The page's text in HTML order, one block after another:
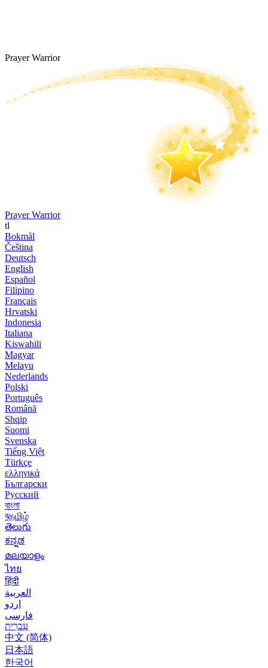
Prayer Warrior
Prayer Warrior
tl
Bokmål
Čeština
Deutsch
English
Español
Filipino
Français
Hrvatski
Indonesia
Italiana
Kiswahili
Magyar
Melayu
Nederlands
Polski
Português
Română
Shqip
Suomi
Svenska
Tiếng Việt
Türkçe
ελληνικά
Български
Русский
বাংলা
বதமிழ்
తెలుగు
ಕನ್ನಡ
മലയാളം
ไทย
हिंदी
العربية
اردو
فارسی
עִברִית
中文 (简体)
日本語
한국어